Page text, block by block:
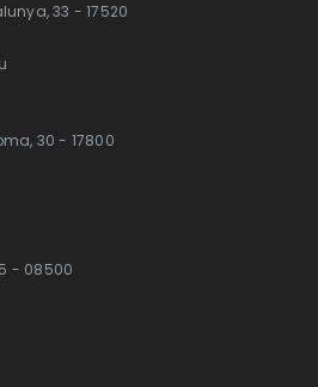
33 - 17520
30 - 17800
- 08500